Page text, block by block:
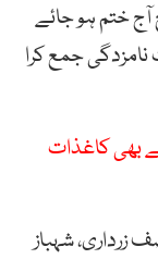
سے 2 روزہ توسیع آج ختم ہو جائے
تک کاغذات نامزدگی جمع کرا
بھی کاغذات
زرداری، شہباز